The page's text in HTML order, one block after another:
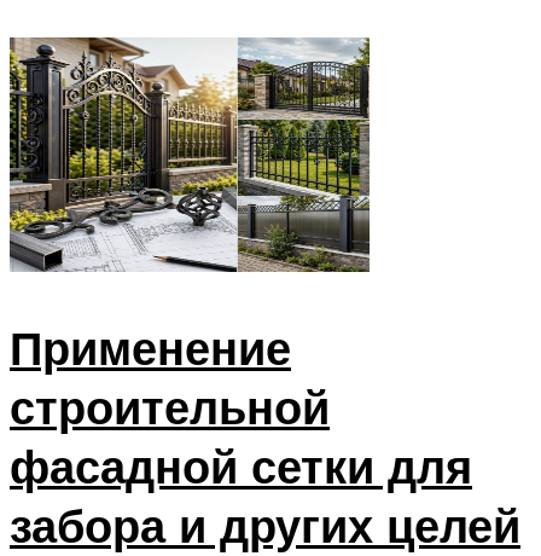
Применение
строительной
фасадной сетки для
забора и других целей